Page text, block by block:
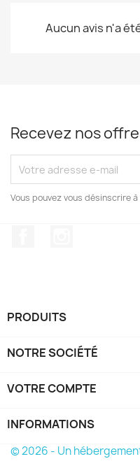
Aucun avis n'a
Recevez nos
Vous pouvez vous désinscrire
PRODUITS
NOTRE SOCIÉTÉ
VOTRE COMPTE
INFORMATIONS
© 2026 - Un